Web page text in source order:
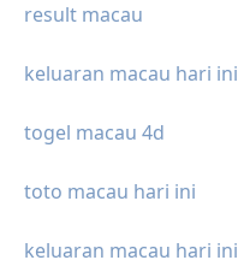
result macau
keluaran macau hari ini
togel macau 4d
toto macau hari ini
keluaran macau hari ini